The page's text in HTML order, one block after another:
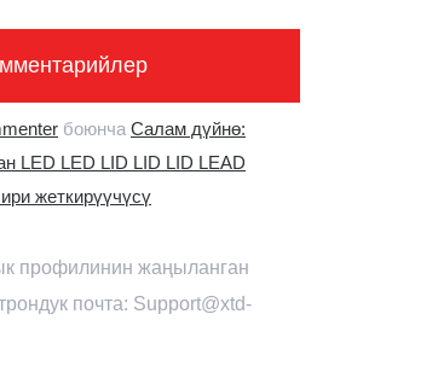
боюнча Салам дүйнө:
LED LED LID LID LID LEAD
жеткирүүчүсү
профилинин жаңыланган
почта: Support@xtd-